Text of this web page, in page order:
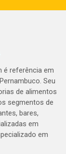
é referência em
Seu
de alimentos
segmentos de
bares,
em
em